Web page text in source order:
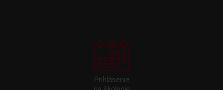
Prihlásenie